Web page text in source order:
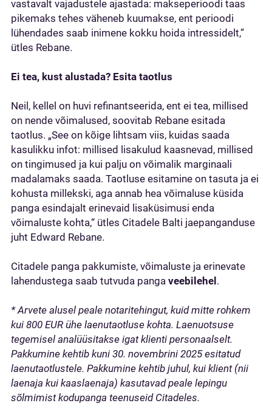
vastavalt vajadustele ajastada: makseperioodi taas
pikemaks tehes väheneb kuumakse, ent perioodi
lühendades saab inimene kokku hoida intressidelt,”
ütles Rebane.
Ei tea, kust alustada? Esita taotlus
Neil, kellel on huvi refinantseerida, ent ei tea, millised
on nende võimalused, soovitab Rebane esitada
taotlus. „See on kõige lihtsam viis, kuidas saada
kasulikku infot: millised lisakulud kaasnevad, millised
on tingimused ja kui palju on võimalik marginaali
madalamaks saada. Taotluse esitamine on tasuta ja ei
kohusta millekski, aga annab hea võimaluse küsida
panga esindajalt erinevaid lisaküsimusi enda
võimaluste kohta,“ ütles Citadele Balti jaepanganduse
juht Edward Rebane.
Citadele panga pakkumiste, võimaluste ja erinevate
lahendustega saab tutvuda panga veebilehel .
* Arvete alusel peale notaritehingut, kuid mitte rohkem
kui 800 EUR ühe laenutaotluse kohta. Laenuotsuse
tegemisel analüüsitakse igat klienti personaalselt.
Pakkumine kehtib kuni 30. novembrini 2025 esitatud
laenutaotlustele. Pakkumine kehtib juhul, kui klient (nii
laenaja kui kaaslaenaja) kasutavad peale lepingu
sõlmimist kodupanga teenuseid Citadeles.